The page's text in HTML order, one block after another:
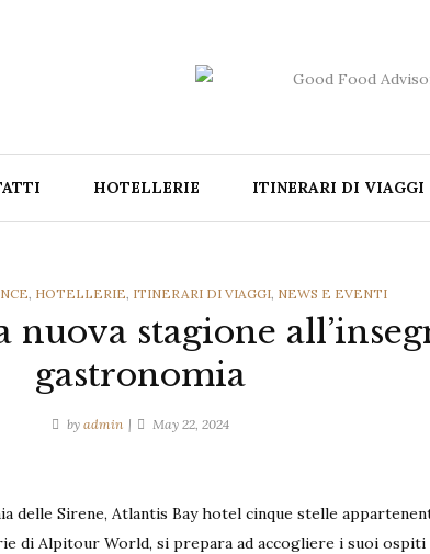
HOTELLERIE ITINERARI DI VIAGGI
, HOTELLERIE, ITINERARI DI VIAGGI, NEWS E EVENTI
nuova stagione
gastronomia
by admin May 22, 2024
delle Sirene, Atlantis Bay hotel cinque stelle
di Alpitour World, si prepara ad accogliere i suoi ospiti